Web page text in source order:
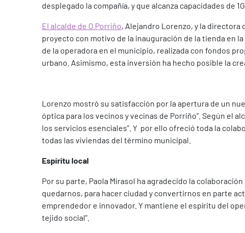
desplegado la compañía, y que alcanza capacidades de
El alcalde de O Porriño, Alejandro Lorenzo, y la directora
proyecto con motivo de la inauguración de la tienda en
de la operadora en el municipio, realizada con fondos
urbano. Asimismo, esta inversión ha hecho posible la
Lorenzo mostró su satisfacción por la apertura de un
óptica para los vecinos y vecinas de Porriño”. Según el
los servicios esenciales”. Y por ello ofreció toda la
todas las viviendas del término municipal.
Espíritu local
Por su parte, Paola Mirasol ha agradecido la
quedarnos, para hacer ciudad y convertirnos en parte
emprendedor e innovador. Y mantiene el espíritu del
tejido social”.